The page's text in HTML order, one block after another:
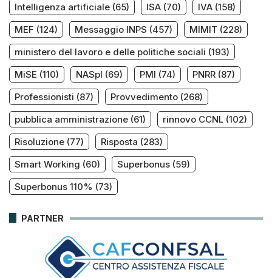
Intelligenza artificiale (65) ISA (70) IVA (158)
MEF (124) Messaggio INPS (457) MIMIT (228)
ministero del lavoro e delle politiche sociali (193)
MiSE (110) NASpI (69) PMI (74) PNRR (87)
Professionisti (87) Provvedimento (268)
pubblica amministrazione (61) rinnovo CCNL (102)
Risoluzione (77) Risposta (283)
Smart Working (60) Superbonus (59)
Superbonus 110% (73)
PARTNER